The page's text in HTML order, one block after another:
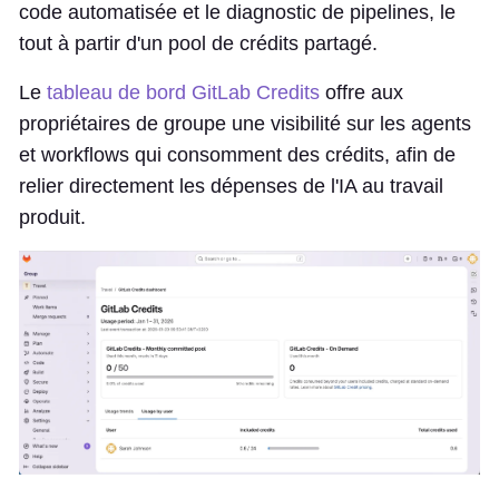
code automatisée et le diagnostic de pipelines, le
tout à partir d'un pool de crédits partagé.
Le tableau de bord GitLab Credits offre aux
propriétaires de groupe une visibilité sur les agents
et workflows qui consomment des crédits, afin de
relier directement les dépenses de l'IA au travail
produit.